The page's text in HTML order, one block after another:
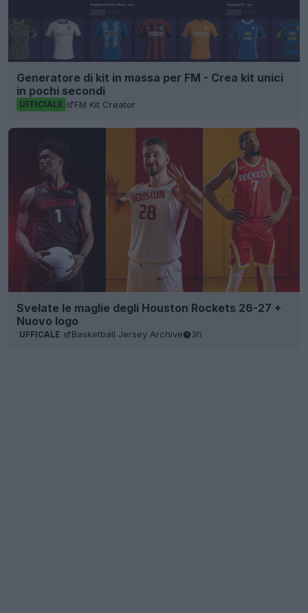
Generatore di kit in massa per FM - Crea kit unici
in pochi secondi
UFFICIALE FM Kit Creator
Svelate le maglie degli Houston Rockets 26-27 +
Nuovo logo
UFFICALE Basketball Jersey Archive 3h